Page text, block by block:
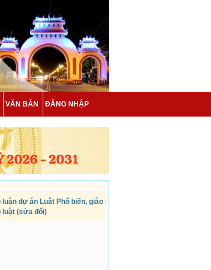
VĂN BẢN ĐĂNG NHẬP
THÔNG BÁO
sát việc giải quyết thủ tục hành
tại Công an tỉnh
sát việc giải quyết thủ tục hành
theo cơ chế một cửa tại Trung...
Quốc hội tỉnh An Giang thảo
ý các dự án Luật trình Quốc...
luật (sửa đổi)